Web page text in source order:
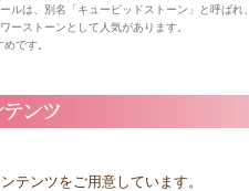
ルは、別名「キューピッドストーン」と呼ばれ、
ーストーンとして人気があります。
です。
テンツをご用意しています。